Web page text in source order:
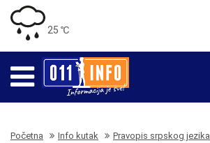
25 ℃
Početna Info kutak Pravopis srpskog jezika